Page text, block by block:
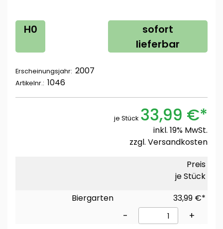
H0
sofort
lieferbar
Erscheinungsjahr: 2007
Artikelnr.: 1046
je Stück 33,99 €*
inkl. 19% MwSt.
zzgl. Versandkosten
Preis
je Stück
Biergarten
33,99 €*
- +